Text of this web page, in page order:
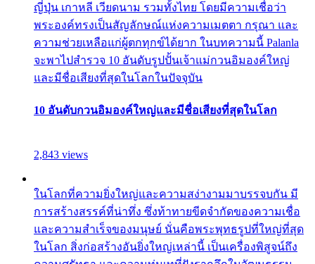
ญี่ปุ่น เกาหลี เวียดนาม รวมทั้งไทย โดยมีความเชื่อว่า
พระองค์ทรงเป็นสัญลักษณ์แห่งความเมตตา กรุณา และ
ความช่วยเหลือแก่ผู้ตกทุกข์ได้ยาก ในบทความนี้ Palanla
จะพาไปสำรวจ 10 อันดับรูปปั้นเจ้าแม่กวนอิมองค์ใหญ่
และมีชื่อเสียงที่สุดในโลกในปัจจุบัน
10 อันดับกวนอิมองค์ใหญ่และมีชื่อเสียงที่สุดในโลก
2,843 views
ในโลกที่ความยิ่งใหญ่และความสง่างามมาบรรจบกัน มี
การสร้างสรรค์ที่น่าทึ่ง ซึ่งท้าทายขีดจำกัดของความเชื่อ
และความสำเร็จของมนุษย์ นั่นคือพระพุทธรูปที่ใหญ่ที่สุด
ในโลก สิ่งก่อสร้างอันยิ่งใหญ่เหล่านี้ เป็นเครื่องพิสูจน์ถึง